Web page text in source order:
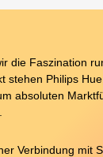
die Faszination
stehen Philips
absoluten
Verbindung mit